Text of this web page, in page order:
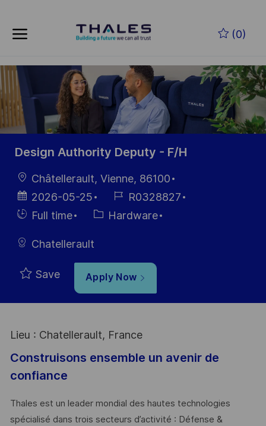
(0)
-
Design Authority Deputy - F/H
LocationChâtellerault, Vienne, 86100
Posted
Date
2026-05-25
Job
Id
R0328827
HiringFull time CategoryHardware
Chatellerault
Save Apply Now
Lieu : Chatellerault, France
Construisons ensemble un avenir de
confiance
Thales est un leader mondial des hautes technologies
spécialisé dans trois secteurs d’activité : Défense &